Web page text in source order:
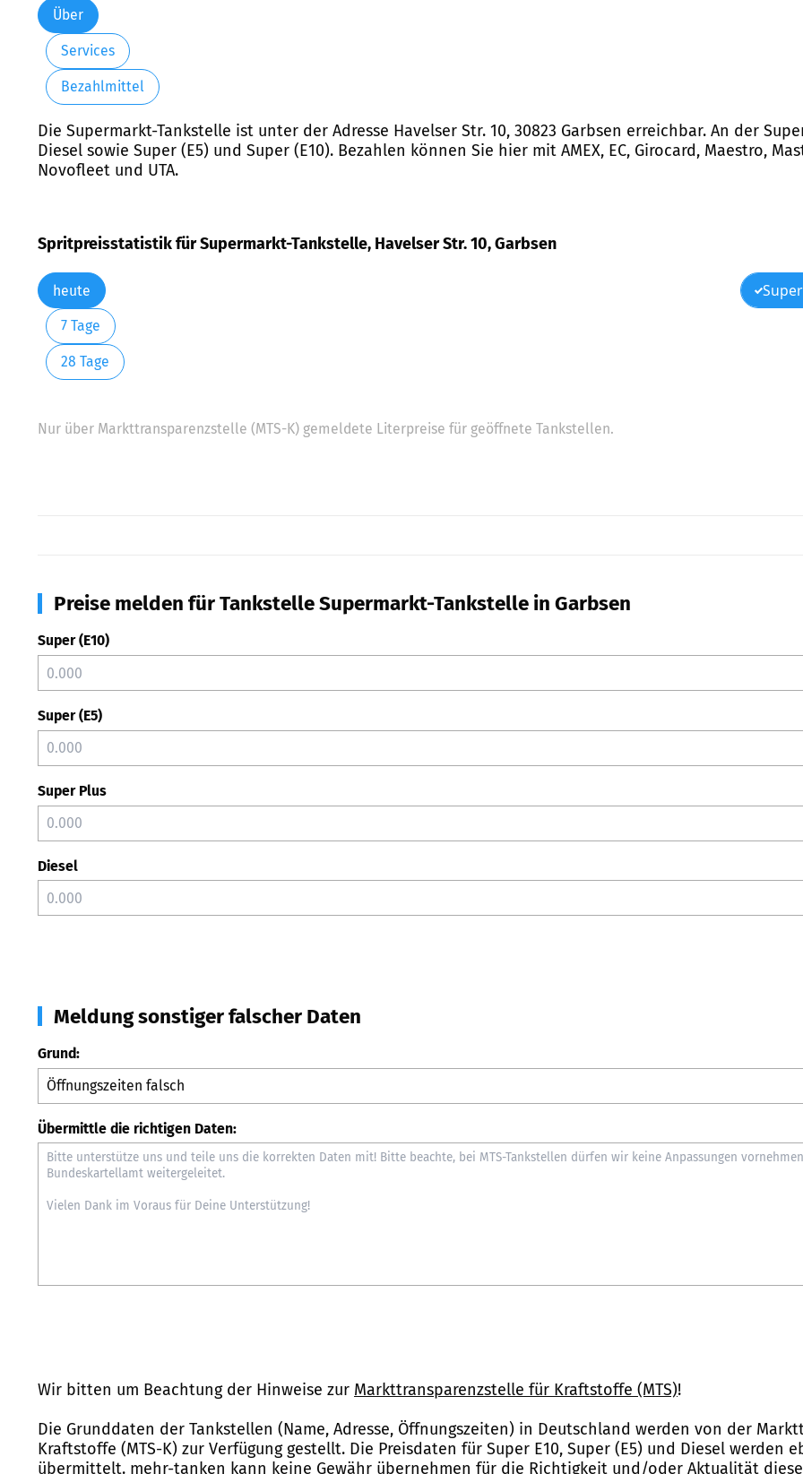
Über
Services
Bezahlmittel
Die Supermarkt-Tankstelle ist unter der Adresse Havelser Str. 10, 30823 Garbsen erreichbar. An der
Diesel sowie Super (E5) und Super (E10). Bezahlen können Sie hier mit AMEX, EC, Girocard, Maestro,
Novofleet und UTA.
Spritpreisstatistik für Supermarkt-Tankstelle, Havelser Str. 10, Garbsen
heute
7 Tage
28 Tage
Nur über Markttransparenzstelle (MTS-K) gemeldete Literpreise für geöffnete Tankstellen.
Preise melden für Tankstelle Supermarkt-Tankstelle in Garbsen
Super (E10)
Super (E5)
Super Plus
Diesel
Meldung sonstiger falscher Daten
Grund:
Übermittle die richtigen Daten:
Wir bitten um Beachtung der Hinweise zur Markttransparenzstelle für Kraftstoffe (MTS)!
Die Grunddaten der Tankstellen (Name, Adresse, Öffnungszeiten) in Deutschland werden von der
Kraftstoffe (MTS-K) zur Verfügung gestellt. Die Preisdaten für Super E10, Super (E5) und Diesel werden
übermittelt. mehr-tanken kann keine Gewähr übernehmen für die Richtigkeit und/oder Aktualität